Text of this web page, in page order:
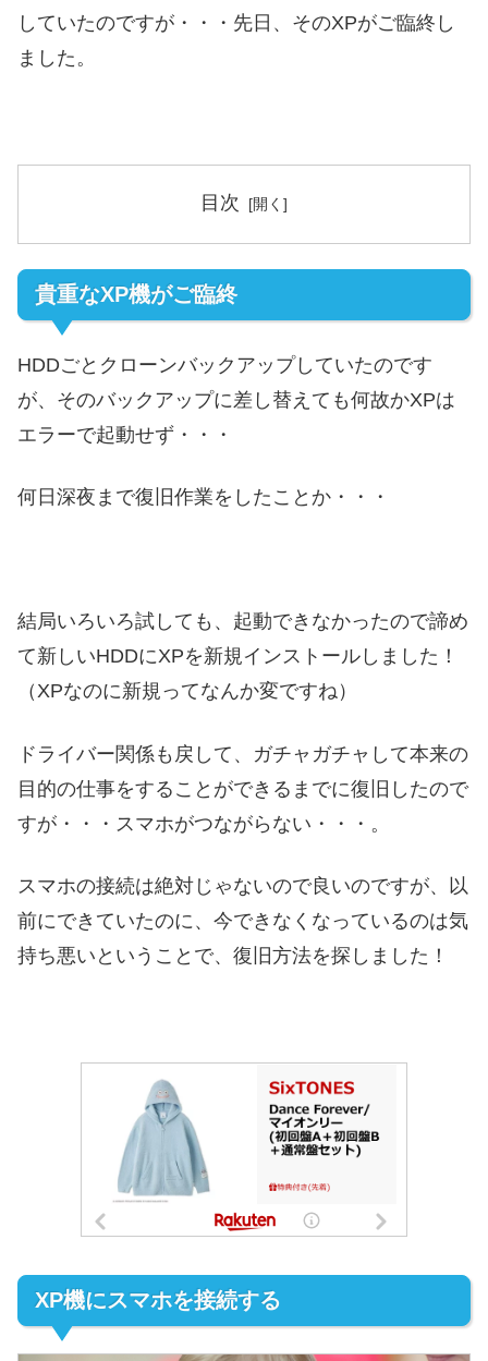
していたのですが・・・先日、そのXPがご臨終し
ました。
目次
貴重なXP機がご臨終
HDDごとクローンバックアップしていたのです
が、そのバックアップに差し替えても何故かXPは
エラーで起動せず・・・
何日深夜まで復旧作業をしたことか・・・
結局いろいろ試しても、起動できなかったので諦め
て新しいHDDにXPを新規インストールしました！
（XPなのに新規ってなんか変ですね）
ドライバー関係も戻して、ガチャガチャして本来の
目的の仕事をすることができるまでに復旧したので
すが・・・スマホがつながらない・・・。
スマホの接続は絶対じゃないので良いのですが、以
前にできていたのに、今できなくなっているのは気
持ち悪いということで、復旧方法を探しました！
XP機にスマホを接続する